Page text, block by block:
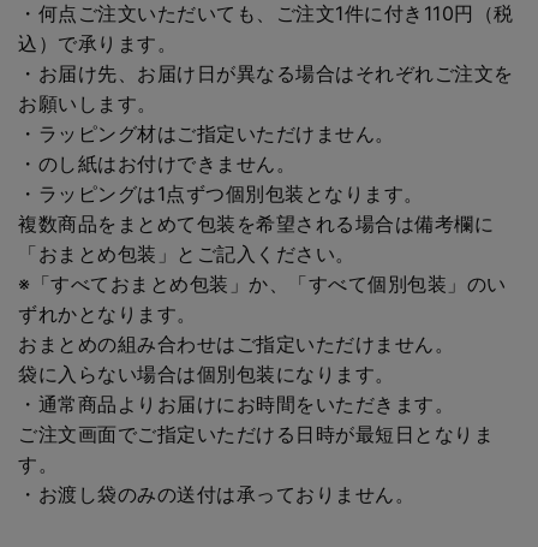
・何点ご注文いただいても、ご注文1件に付き110円（税
込）で承ります。
・お届け先、お届け日が異なる場合はそれぞれご注文を
お願いします。
・ラッピング材はご指定いただけません。
・のし紙はお付けできません。
・ラッピングは1点ずつ個別包装となります。
複数商品をまとめて包装を希望される場合は備考欄に
「おまとめ包装」とご記入ください。
※「すべておまとめ包装」か、「すべて個別包装」のい
ずれかとなります。
おまとめの組み合わせはご指定いただけません。
袋に入らない場合は個別包装になります。
・通常商品よりお届けにお時間をいただきます。
ご注文画面でご指定いただける日時が最短日となりま
す。
・お渡し袋のみの送付は承っておりません。